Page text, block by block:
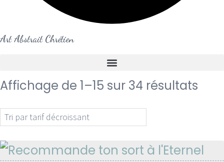
Art Abstrait Chrétien
Affichage de 1–15 sur 34 résultats